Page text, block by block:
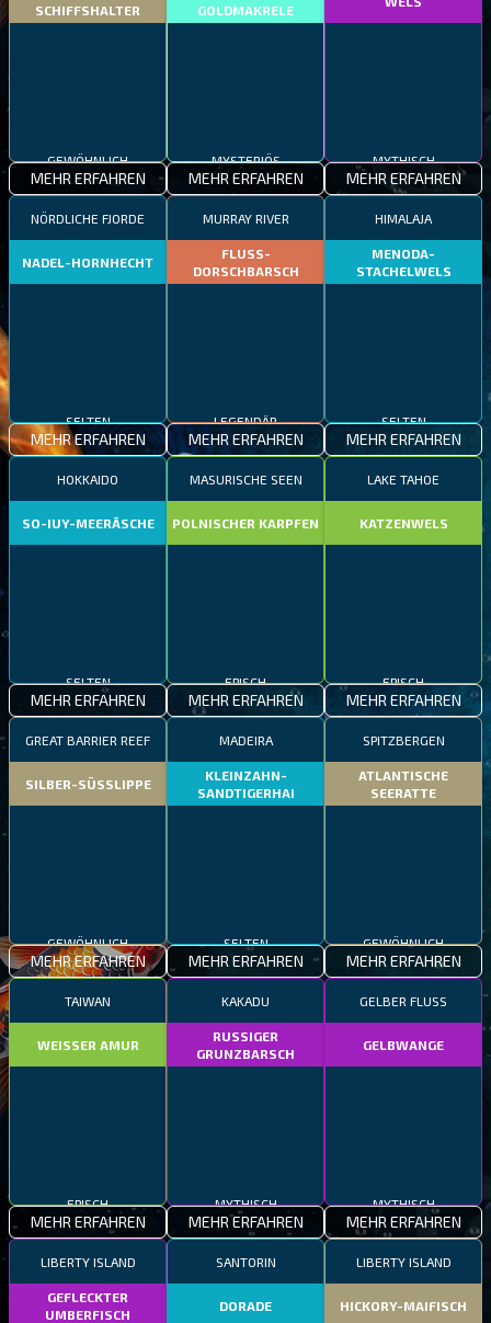
SCHIFFSHALTER
MEHR ERFAHREN
GOLDMAKRELE
MEHR ERFAHREN MEHR ERFAHREN
NÖRDLICHE FJORDE
NADEL-HORNHECHT
MEHR ERFAHREN
MURRAY RIVER
FLUSS-
DORSCHBARSCH
MEHR ERFAHREN
HIMALAJA
MENODA-
STACHELWELS
SELTEN
MEHR ERFAHREN
HOKKAIDO
SO-IUY-MEERÄSCHE
MEHR ERFAHREN
MASURISCHE SEEN
POLNISCHER KARPFEN
MEHR ERFAHREN
LAKE TAHOE
KATZENWELS
EPISCH
MEHR ERFAHREN
GREAT BARRIER REEF
SILBER-SÜSSLIPPE
GEWÖHNLICH
MEHR ERFAHREN
MADEIRA
KLEINZAHN-
SANDTIGERHAI
SELTEN
MEHR ERFAHREN
SPITZBERGEN
ATLANTISCHE
SEERATTE
GEWÖHNLICH
MEHR ERFAHREN
TAIWAN
WEISSER AMUR
EPISCH
MEHR ERFAHREN
KAKADU
RUSSIGER
GRUNZBARSCH
MYTHISCH
MEHR ERFAHREN
GELBER FLUSS
GELBWANGE
MYTHISCH
MEHR ERFAHREN
LIBERTY ISLAND
GEFLECKTER
UMBERFISCH
SANTORIN
DORADE
LIBERTY ISLAND
HICKORY-MAIFISCH